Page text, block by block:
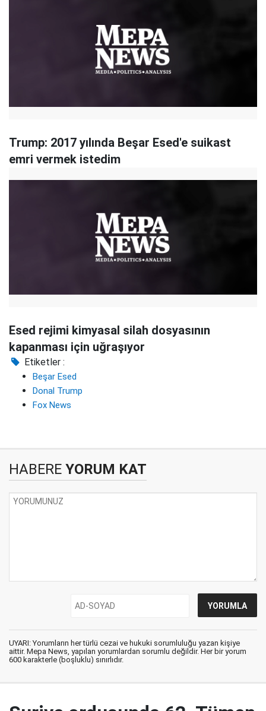
Trump: 2017 yılında Beşar Esed'e suikast
emri vermek istedim
Esed rejimi kimyasal silah dosyasının
kapanması için uğraşıyor
Etiketler :
Beşar Esed
Donal Trump
Fox News
HABERE YORUM KAT
UYARI: Yorumların her türlü cezai ve hukuki sorumluluğu yazan kişiye
aittir. Mepa News, yapılan yorumlardan sorumlu değildir. Her bir yorum
600 karakterle (boşluklu) sınırlıdır.